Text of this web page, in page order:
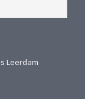
Leerdam